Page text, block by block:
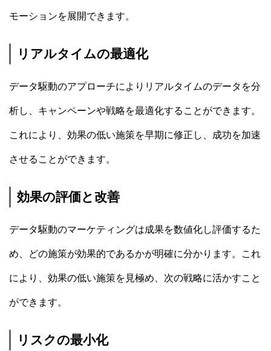
モーションを展開できます。
リアルタイムの最適化
データ駆動のアプローチによりリアルタイムのデータを分
析し、キャンペーンや戦略を最適化することができます。
これにより、効果の低い施策を早期に修正し、成功を加速
させることができます。
効果の評価と改善
データ駆動のマーケティングは成果を数値化し評価するた
め、どの施策が効果的であるかが明確に分かります。これ
により、効果の低い施策を見極め、次の戦略に活かすこと
ができます。
リスクの最小化